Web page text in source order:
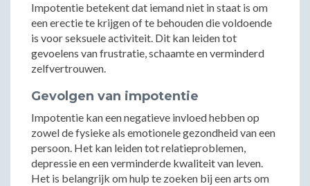
Impotentie betekent dat iemand niet in staat is om
een erectie te krijgen of te behouden die voldoende
is voor seksuele activiteit. Dit kan leiden tot
gevoelens van frustratie, schaamte en verminderd
zelfvertrouwen.
Gevolgen van impotentie
Impotentie kan een negatieve invloed hebben op
zowel de fysieke als emotionele gezondheid van een
persoon. Het kan leiden tot relatieproblemen,
depressie en een verminderde kwaliteit van leven.
Het is belangrijk om hulp te zoeken bij een arts om